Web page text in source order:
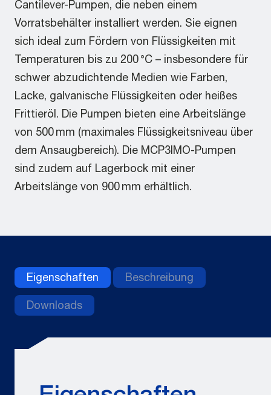
Cantilever-Pumpen, die neben einem
Vorratsbehälter installiert werden. Sie eignen
sich ideal zum Fördern von Flüssigkeiten mit
Temperaturen bis zu 200 °C – insbesondere für
schwer abzudichtende Medien wie Farben,
Lacke, galvanische Flüssigkeiten oder heißes
Frittieröl. Die Pumpen bieten eine Arbeitslänge
von 500 mm (maximales Flüssigkeitsniveau über
dem Ansaugbereich). Die MCP3IMO-Pumpen
sind zudem auf Lagerbock mit einer
Arbeitslänge von 900 mm erhältlich.
Eigenschaften Beschreibung
Downloads